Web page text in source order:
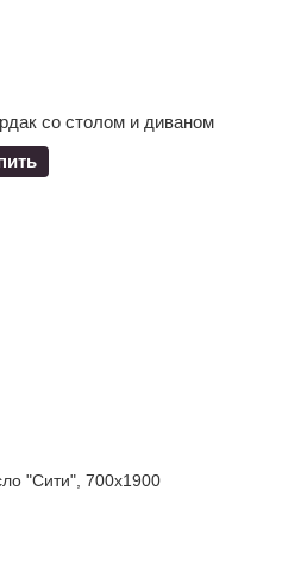
со столом и диваном